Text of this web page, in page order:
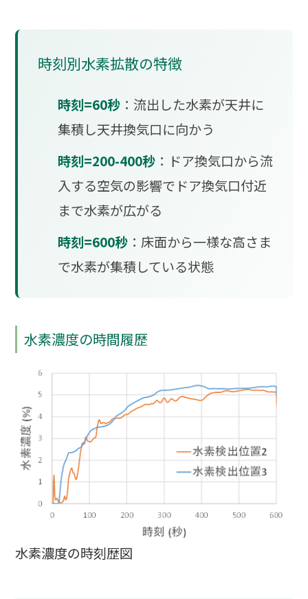
時刻別水素拡散の特徴
時刻=60秒：流出した水素が天井に
集積し天井換気口に向かう
時刻=200-400秒：ドア換気口から流
入する空気の影響でドア換気口付近
まで水素が広がる
時刻=600秒：床面から一様な高さま
で水素が集積している状態
水素濃度の時間履歴
水素濃度の時刻歴図